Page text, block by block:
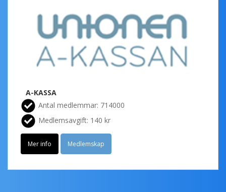
A-KASSA
Antal medlemmar: 714000
Medlemsavgift: 140 kr
Mer info Medlemskap